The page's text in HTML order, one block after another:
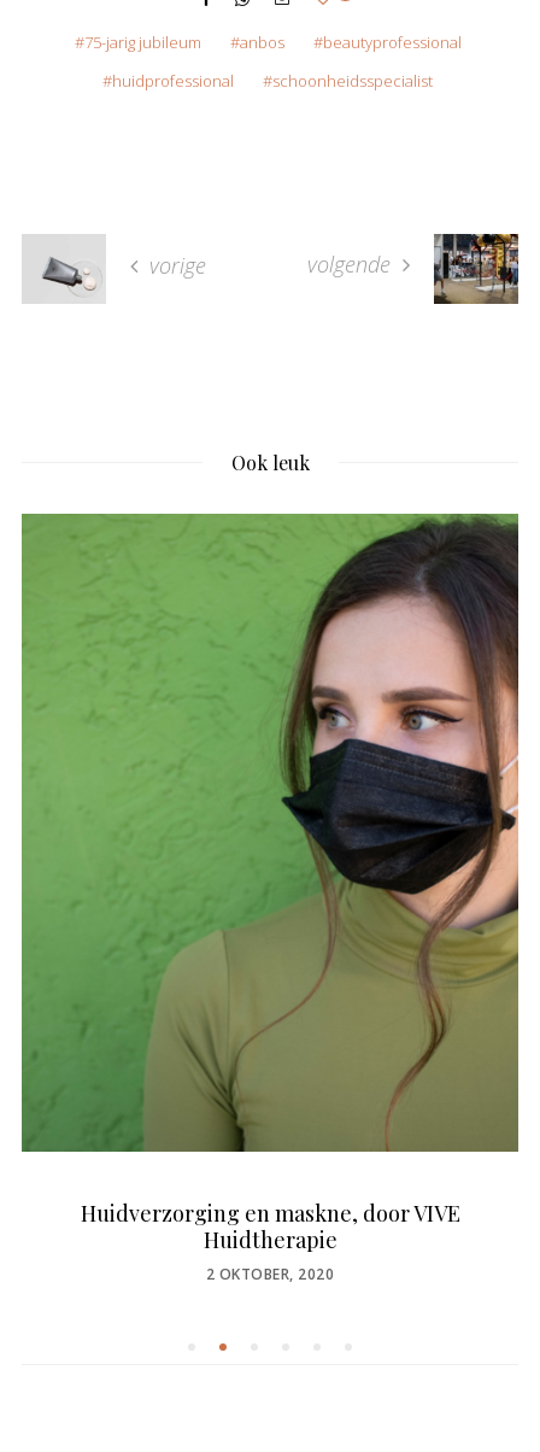
75-jarig jubileum anbos
beautyprofessional
huidprofessional
schoonheidsspecialist
vorige volgende
Ook leuk
Huidverzorging en maskne, door VIVE
Huidtherapie
POSTED
2 OKTOBER, 2020